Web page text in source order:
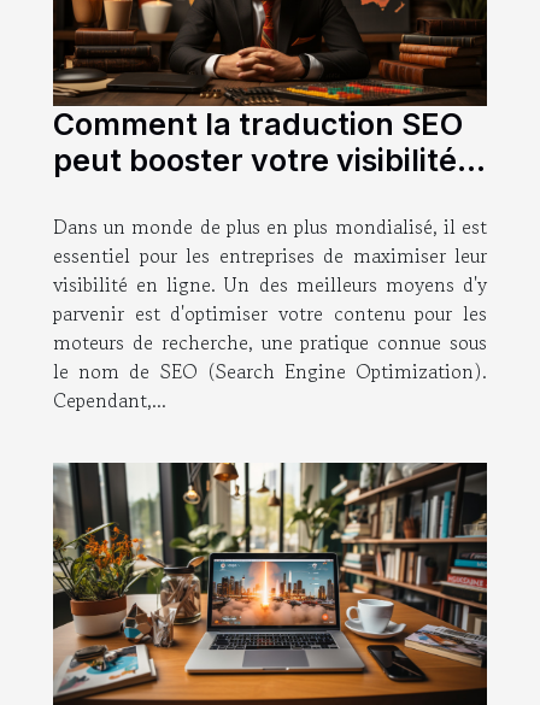
Comment la traduction SEO
peut booster votre visibilité à
Dans un monde de plus en plus mondialisé, il est
essentiel pour les entreprises de maximiser leur
visibilité en ligne. Un des meilleurs moyens d'y
parvenir est d'optimiser votre contenu pour les
moteurs de recherche, une pratique connue sous
le nom de SEO (Search Engine Optimization).
Cependant,...